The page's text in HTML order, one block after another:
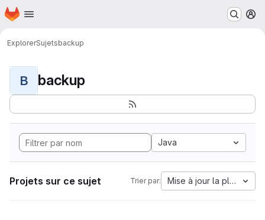
Passer au contenu principal
Page d'accueil
ExplorerSujetsbackup
B backup
Java
Projets sur ce sujet Trier par: Mise à jour la plus